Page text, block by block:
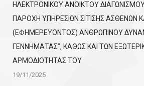
ΗΛΕΚΤΡΟΝΙΚΟΥ ΑΝΟΙΚΤΟΥ
ΠΑΡΟΧΗ ΥΠΗΡΕΣΙΩΝ ΣΙΤΙΣΗΣ ΑΣΘΕΝΩΝ
(ΕΦΗΜΕΡΕΥΟΝΤΟΣ) ΑΝΘΡΩΠΙΝΟΥ
ΓΕΝΝΗΜΑΤΑΣ”, ΚΑΘΩΣ ΚΑΙ ΤΩΝ
ΑΡΜΟΔΙΟΤΗΤΑΣ ΤΟΥ
19/11/2025